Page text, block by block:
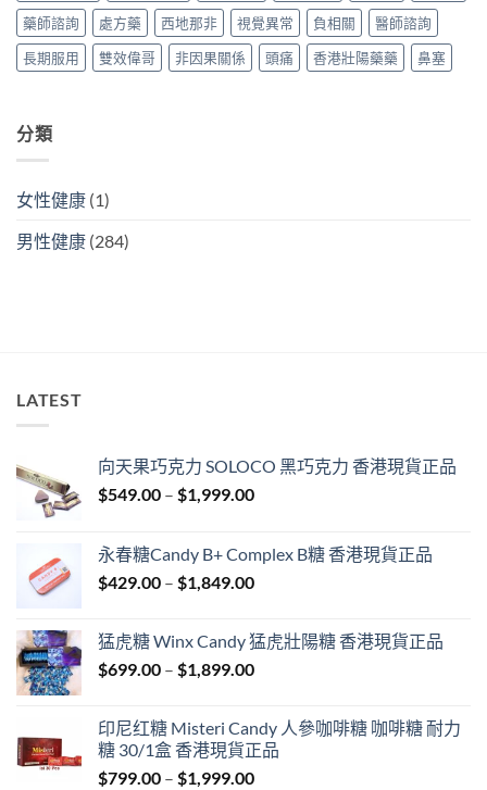
略〉
中
攻
略〉
中
香
港
購
買
藥師諮詢 處方藥 西地那非 視覺異常 負相關
醫師諮詢
長期服用
雙效偉哥 非因果關係 頭痛 香港壯陽藥藥 鼻塞
分類
女性健康 (1)
男性健康 (284)
LATEST
向天果巧克力 SOLOCO 黑巧克力 香港現貨正品
$549.00 – $1,999.00Price
through
$1,999.00
永春糖Candy B+ Complex B糖 香港現貨正品
$429.00 – $1,849.00Price
through
$1,849.00
猛虎糖 Winx Candy 猛虎壯陽糖 香港現貨正品
$699.00 – $1,899.00Price
through
$1,899.00
印尼红糖 Misteri Candy 人參咖啡糖 咖啡糖 耐力
糖 30/1盒 香港現貨正品
$799.00 – $1,999.00Price